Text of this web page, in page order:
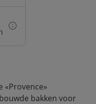
«Provence»
bakken voor